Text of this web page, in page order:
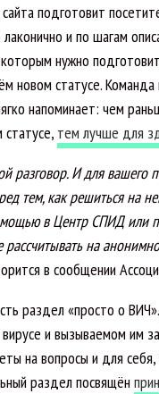
сайта подготовит
и по шагам
нужно
новом статусе.
напоминает: чем
тем лучше для
разговор. И для вашего
тем, как решиться на
в Центр СПИД
рассчитывать на
в сообщении
раздел «просто о
и вызываемом им
на вопросы и для себя,
раздел посвящён